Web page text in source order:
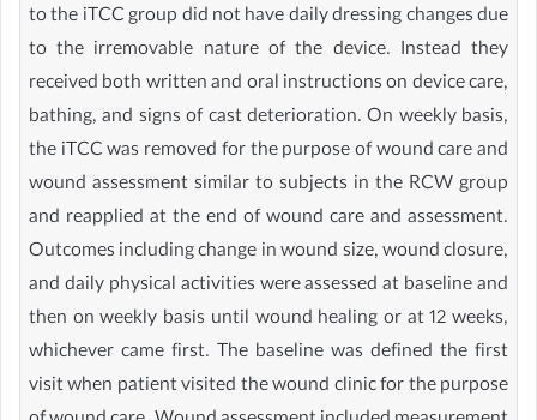
to the iTCC group did not have daily dressing changes due
to the irremovable nature of the device. Instead they
received both written and oral instructions on device care,
bathing, and signs of cast deterioration. On weekly basis,
the iTCC was removed for the purpose of wound care and
wound assessment similar to subjects in the RCW group
and reapplied at the end of wound care and assessment.
Outcomes including change in wound size, wound closure,
and daily physical activities were assessed at baseline and
then on weekly basis until wound healing or at 12 weeks,
whichever came first. The baseline was defined the first
visit when patient visited the wound clinic for the purpose